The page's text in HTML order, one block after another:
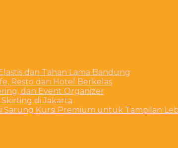
dan Tahan Lama Bandung
Resto dan Hotel Berkelas
dan Event Organizer
di Jakarta
Sarung Kursi Premium untuk Tampilan